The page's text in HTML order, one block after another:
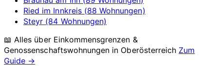
Ried im Innkreis (88 Wohnungen)
Steyr (84 Wohnungen)
📖 Alles über Einkommensgrenzen &
Genossenschaftswohnungen in Oberösterreich Zum
Guide →